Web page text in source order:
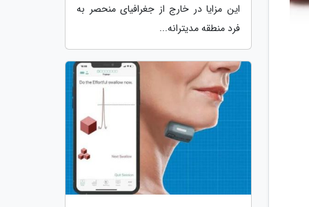
این مزایا در خارج از جغرافیای منحصر به
فرد منطقه مدیترانه...